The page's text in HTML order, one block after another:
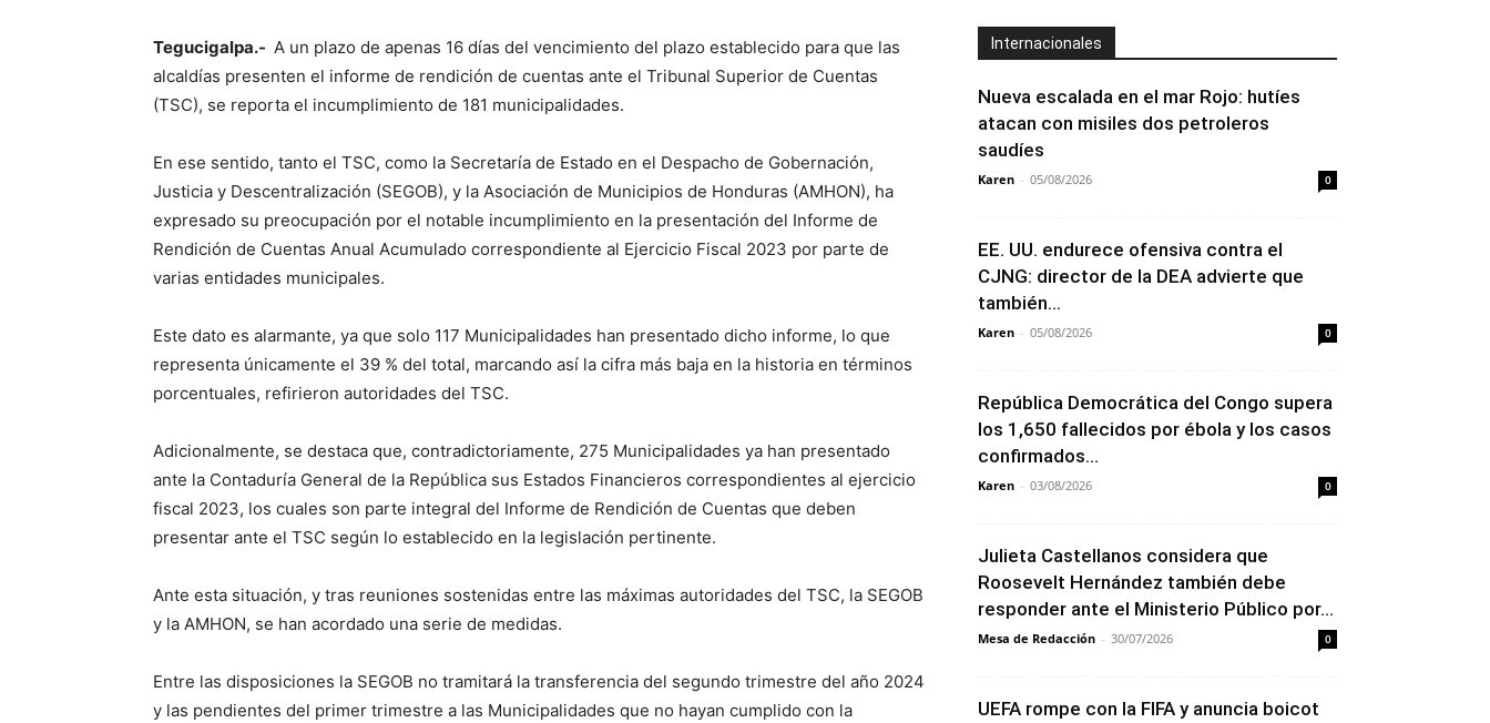
Tegucigalpa.- A un plazo de apenas 16 días del vencimiento del plazo establecido para que las
alcaldías presenten el informe de rendición de cuentas ante el Tribunal Superior de Cuentas
(TSC), se reporta el incumplimiento de 181 municipalidades.
En ese sentido, tanto el TSC, como la Secretaría de Estado en el Despacho de Gobernación,
Justicia y Descentralización (SEGOB), y la Asociación de Municipios de Honduras (AMHON), ha
expresado su preocupación por el notable incumplimiento en la presentación del Informe de
Rendición de Cuentas Anual Acumulado correspondiente al Ejercicio Fiscal 2023 por parte de
varias entidades municipales.
Este dato es alarmante, ya que solo 117 Municipalidades han presentado dicho informe, lo que
representa únicamente el 39 % del total, marcando así la cifra más baja en la historia en términos
porcentuales, refirieron autoridades del TSC.
Adicionalmente, se destaca que, contradictoriamente, 275 Municipalidades ya han presentado
ante la Contaduría General de la República sus Estados Financieros correspondientes al ejercicio
fiscal 2023, los cuales son parte integral del Informe de Rendición de Cuentas que deben
presentar ante el TSC según lo establecido en la legislación pertinente.
Ante esta situación, y tras reuniones sostenidas entre las máximas autoridades del TSC, la SEGOB
y la AMHON, se han acordado una serie de medidas.
Entre las disposiciones la SEGOB no tramitará la transferencia del segundo trimestre del año 2024
y las pendientes del primer trimestre a las Municipalidades que no hayan cumplido con la
Internacionales
Nueva escalada en el mar Rojo: hutíes
atacan con misiles dos petroleros
saudíes
Karen - 05/08/2026 0
EE. UU. endurece ofensiva contra el
CJNG: director de la DEA advierte que
también...
Karen - 05/08/2026 0
República Democrática del Congo supera
los 1,650 fallecidos por ébola y los casos
confirmados...
Karen - 03/08/2026 0
Julieta Castellanos considera que
Roosevelt Hernández también debe
responder ante el Ministerio Público por...
Mesa de Redacción - 30/07/2026 0
UEFA rompe con la FIFA y anuncia boicot